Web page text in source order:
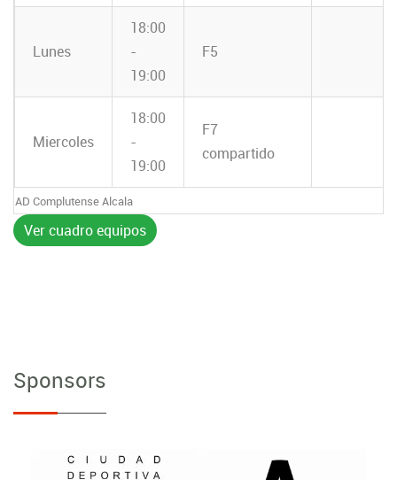
AD Complutense Alcala
Lunes
18:00
-
19:00
F5
Miercoles
18:00
-
19:00
F7
compartido
Ver cuadro equipos
Sponsors